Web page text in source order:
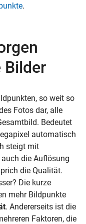
.
Bilder
so weit so
Fotos dar, alle
Bedeutet
automatisch
steigt mit
die Auflösung
die Qualität.
Die kurze
mehr Bildpunkte
. Andererseits ist die
Faktoren, die